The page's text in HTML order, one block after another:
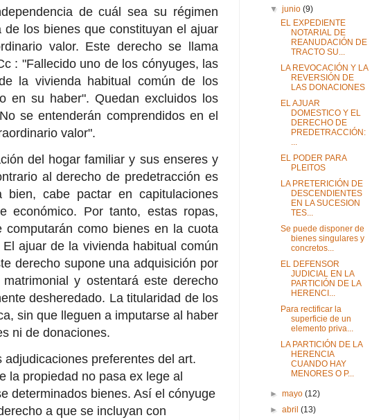
de cuál sea su régimen
los bienes que constituyan el ajuar
valor. Este derecho se llama
: "Fallecido uno de los cónyuges, las
la vivienda habitual común de los
en su haber". Quedan excluidos los
se entenderán comprendidos en el
valor".
del hogar familiar y sus enseres y
al derecho de predetracción es
cabe pactar en capitulaciones
económico. Por tanto, estas ropas,
como bienes en la cuota
ajuar de la vivienda habitual común
derecho supone una adquisición por
y ostentará este derecho
desheredado. La titularidad de los
sin que lleguen a imputarse al haber
ni de donaciones.
preferentes del art.
la propiedad no pasa ex lege al
determinados bienes. Así el cónyuge
a que se incluyan con
▼junio(9)
EL EXPEDIENTE
NOTARIAL DE
REANUDACIÓN DE
TRACTO SU...
LA REVOCACIÓN Y LA
REVERSIÓN DE
LAS DONACIONES
EL AJUAR
DOMESTICO Y EL
DERECHO DE
PREDETRACCIÓN:
...
EL PODER PARA
PLEITOS
LA PRETERICIÓN DE
DESCENDIENTES
EN LA SUCESION
TES...
Se puede disponer de
bienes singulares y
concretos...
EL DEFENSOR
JUDICIAL EN LA
PARTICIÓN DE LA
HERENCI...
Para rectificar la
superficie de un
elemento priva...
LA PARTICIÓN DE LA
HERENCIA
CUANDO HAY
MENORES O P...
►mayo(12)
►abril(13)